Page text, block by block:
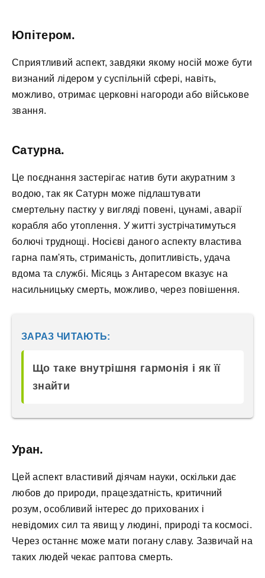
Юпітером.
Сприятливий аспект, завдяки якому носій може бути
визнаний лідером у суспільній сфері, навіть,
можливо, отримає церковні нагороди або військове
звання.
Сатурна.
Це поєднання застерігає натив бути акуратним з
водою, так як Сатурн може підлаштувати
смертельну пастку у вигляді повені, цунамі, аварії
корабля або утоплення. У житті зустрічатимуться
болючі труднощі. Носієві даного аспекту властива
гарна пам'ять, стриманість, допитливість, удача
вдома та службі. Місяць з Антаресом вказує на
насильницьку смерть, можливо, через повішення.
ЗАРАЗ ЧИТАЮТЬ:
Що таке внутрішня гармонія і як її
знайти
Уран.
Цей аспект властивий діячам науки, оскільки дає
любов до природи, працездатність, критичний
розум, особливий інтерес до прихованих і
невідомих сил та явищ у людині, природі та космосі.
Через останнє може мати погану славу. Зазвичай на
таких людей чекає раптова смерть.